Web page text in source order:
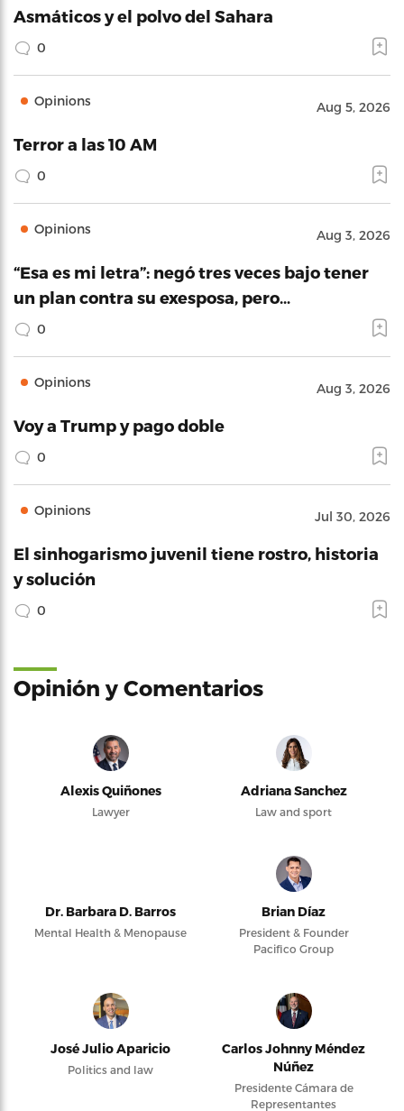
Asmáticos y el polvo del Sahara
0
Opinions Aug 5, 2026
Terror a las 10 AM
0
Opinions Aug 3, 2026
“Esa es mi letra”: negó tres veces bajo tener
un plan contra su exesposa, pero…
0
Opinions Aug 3, 2026
Voy a Trump y pago doble
0
Opinions Jul 30, 2026
El sinhogarismo juvenil tiene rostro, historia
y solución
0
Opinión y Comentarios
Alexis Quiñones
Lawyer
Adriana Sanchez
Law and sport
Dr. Barbara D. Barros
Mental Health & Menopause
Brian Díaz
President & Founder
Pacifico Group
José Julio Aparicio
Politics and law
Carlos Johnny Méndez
Núñez
Presidente Cámara de
Representantes